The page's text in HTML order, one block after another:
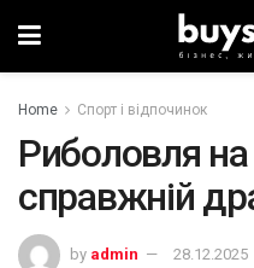
Home Спорт і відпочинок
Риболовля
справжній
by admin 28.12.2025